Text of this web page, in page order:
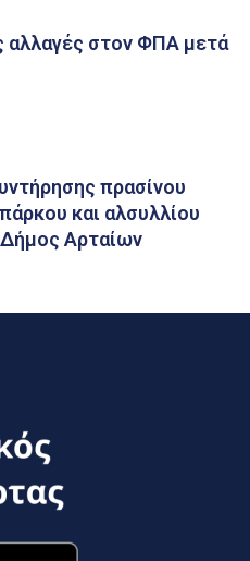
αλλαγές στον ΦΠΑ μετά
πρασίνου
και αλσυλλίου
Αρταίων